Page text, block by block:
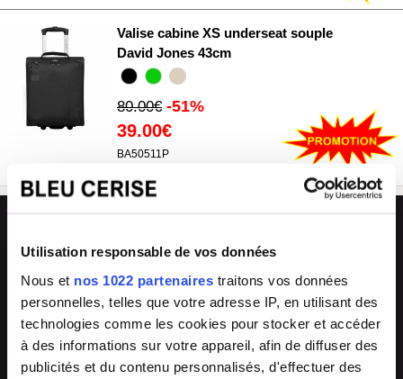
Utilisation responsable de vos données
Nous et nos 1022 partenaires traitons vos données
personnelles, telles que votre adresse IP, en utilisant des
technologies comme les cookies pour stocker et accéder
à des informations sur votre appareil, afin de diffuser des
publicités et du contenu personnalisés, d'effectuer des
Valise cabine XS underseat souple
David Jones 43cm
80.00€ -51%
39.00€
BA50511P
L'avantage Bleu Cerise
🏪
Grand Sud-Est de la France en boutique & en ligne
🔧
SAV & réparations
directement en magasin ou auprès de
🔄
Arrivages fréquents
collections renouvelées